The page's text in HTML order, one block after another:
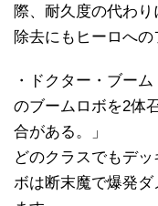
際、耐久度の代わり
除去にもヒーロへの
・ドクター・ブー
のブームロボを2体
合がある。」
どのクラスでもデ
ボは断末魔で爆発